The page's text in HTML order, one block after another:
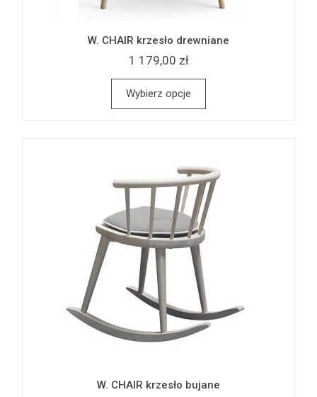
W. CHAIR krzesło drewniane
1 179,00 zł
Wybierz opcje
W. CHAIR krzesło bujane